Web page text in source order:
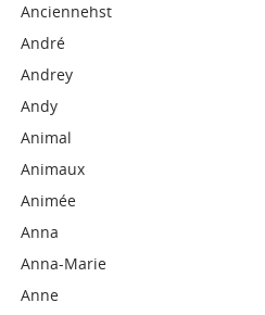
Anciennehst
André
Andrey
Andy
Animal
Animaux
Animée
Anna
Anna-Marie
Anne